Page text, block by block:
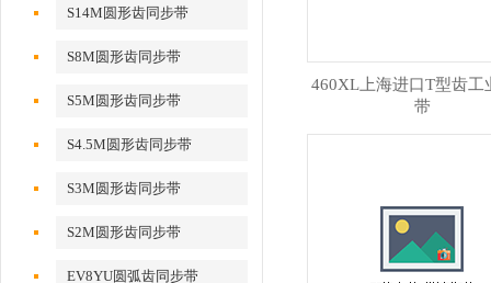
S14M圆形齿同步带
S8M圆形齿同步带
S5M圆形齿同步带
S4.5M圆形齿同步带
S3M圆形齿同步带
S2M圆形齿同步带
EV8YU圆弧齿同步带
460XL上海进口T型齿工
带